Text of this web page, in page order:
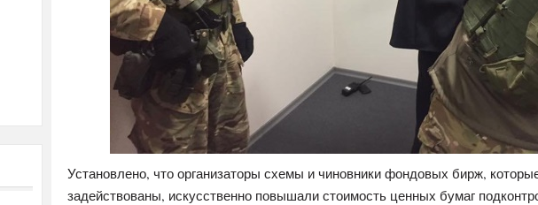
Установлено, что организаторы схемы и чиновники фондовых бирж,
задействованы, искусственно повышали стоимость ценных бумаг